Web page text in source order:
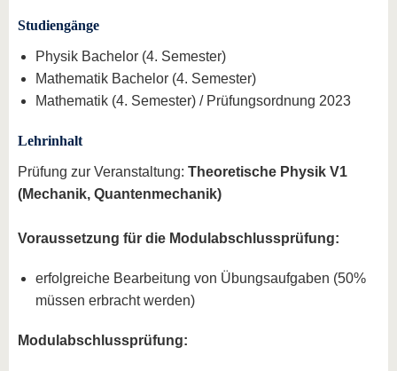
Studiengänge
Physik Bachelor (4. Semester)
Mathematik Bachelor (4. Semester)
Mathematik (4. Semester) / Prüfungsordnung 2023
Lehrinhalt
Prüfung zur Veranstaltung: Theoretische Physik V1
(Mechanik, Quantenmechanik)
Voraussetzung für die Modulabschlussprüfung:
erfolgreiche Bearbeitung von Übungsaufgaben (50%
müssen erbracht werden)
Modulabschlussprüfung: